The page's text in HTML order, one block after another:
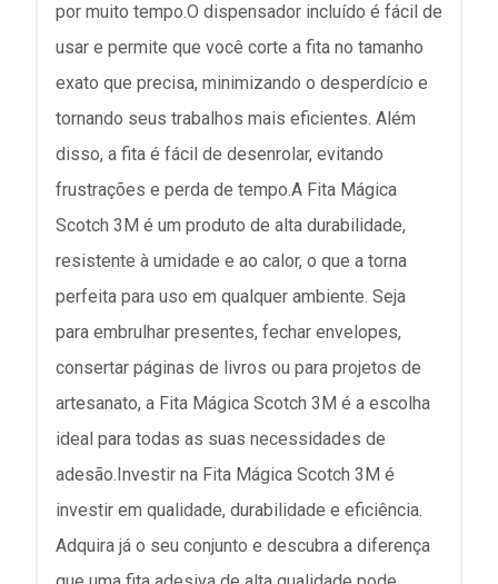
por muito tempo.O dispensador incluído é fácil de
usar e permite que você corte a fita no tamanho
exato que precisa, minimizando o desperdício e
tornando seus trabalhos mais eficientes. Além
disso, a fita é fácil de desenrolar, evitando
frustrações e perda de tempo.A Fita Mágica
Scotch 3M é um produto de alta durabilidade,
resistente à umidade e ao calor, o que a torna
perfeita para uso em qualquer ambiente. Seja
para embrulhar presentes, fechar envelopes,
consertar páginas de livros ou para projetos de
artesanato, a Fita Mágica Scotch 3M é a escolha
ideal para todas as suas necessidades de
adesão.Investir na Fita Mágica Scotch 3M é
investir em qualidade, durabilidade e eficiência.
Adquira já o seu conjunto e descubra a diferença